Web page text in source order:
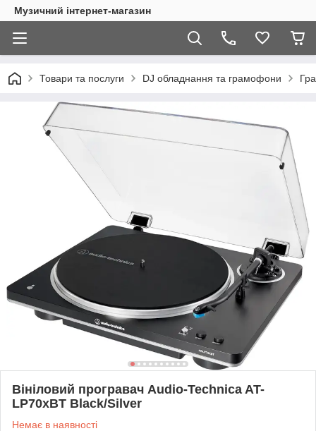
Музичний інтернет-магазин
Товари та послуги DJ обладнання та грамофони
Вініловий програвач Audio-Technica AT-
LP70xBT Black/Silver
Немає в наявності